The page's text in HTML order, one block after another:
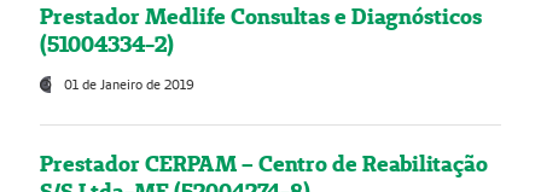
Prestador Medlife Consultas e Diagnósticos
(51004334-2)
01 de Janeiro de 2019
Prestador CERPAM – Centro de Reabilitação